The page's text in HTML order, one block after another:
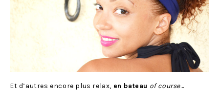
Et d’autres encore plus relax, en bateau of course…